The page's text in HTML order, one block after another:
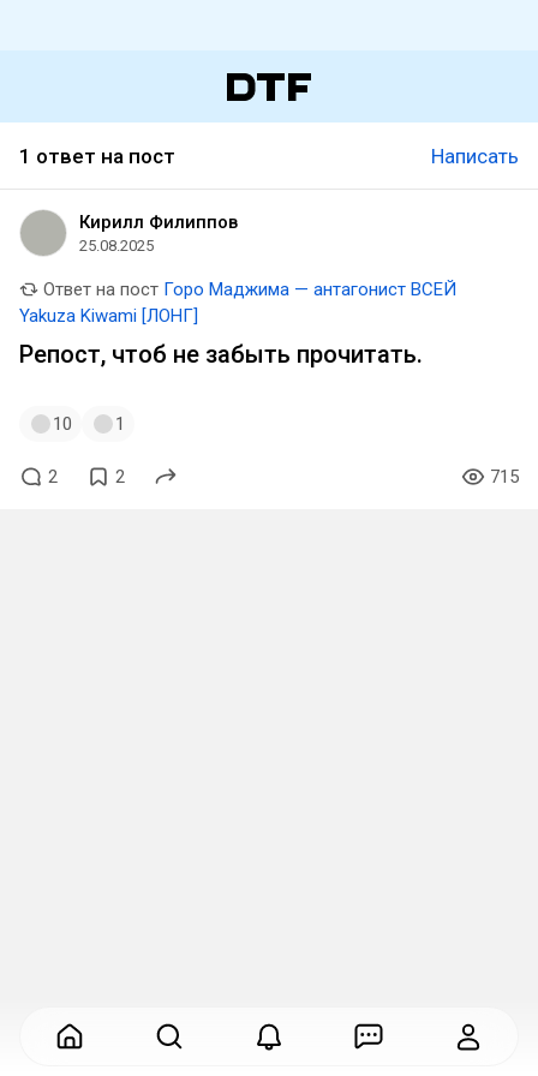
1 ответ на пост Написать
Кирилл Филиппов
25.08.2025
Ответ на пост Горо Маджима — антагонист ВСЕЙ
Yakuza Kiwami [ЛОНГ]
Репост, чтоб не забыть прочитать.
10 1
2 2 715